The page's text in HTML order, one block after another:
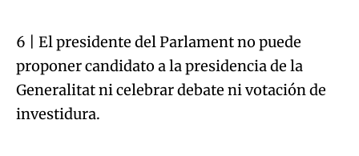
6 | El presidente del Parlament no puede
proponer candidato a la presidencia de la
Generalitat ni celebrar debate ni votación de
investidura.